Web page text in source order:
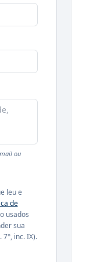
ou
leu e
de
usados
sua
inc. IX).